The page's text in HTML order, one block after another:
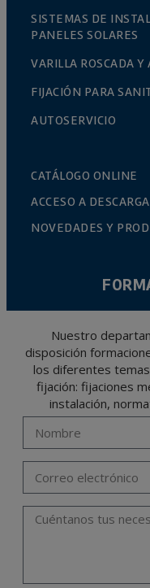
SISTEMAS DE
PANELES SOLARES
VARILLA ROSCADA Y
FIJACIÓN PARA
AUTOSERVICIO
CATÁLOGO ONLINE
ACCESO A
NOVEDADES Y
Nuestro
disposición
los diferentes
fijación: fijaciones
instalación,